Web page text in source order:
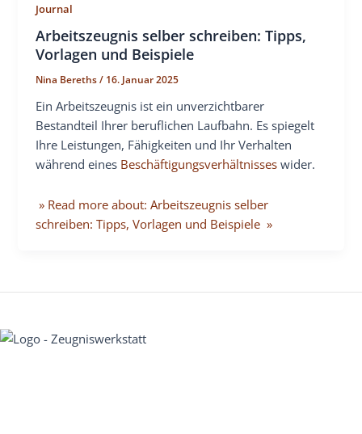
Journal
Arbeitszeugnis selber schreiben: Tipps,
Vorlagen und Beispiele
Nina Bereths/ 16. Januar 2025
Ein Arbeitszeugnis ist ein unverzichtbarer
Bestandteil Ihrer beruflichen Laufbahn. Es spiegelt
Ihre Leistungen, Fähigkeiten und Ihr Verhalten
während eines Beschäftigungsverhältnisses wider.
» Read more about: Arbeitszeugnis selber
schreiben: Tipps, Vorlagen und Beispiele »